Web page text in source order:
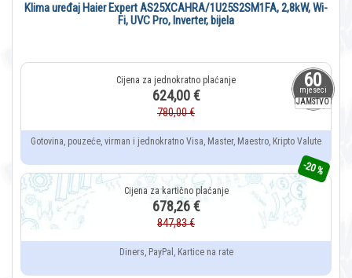
60
mjeseci
JAMSTVO
Klima uređaj Haier Expert AS25XCAHRA/1U25S2SM1FA, 2,8kW, Wi-
Fi, UVC Pro, Inverter, bijela
624,00 €
780,00 €
Gotovina, pouzeće, virman i jednokratno Visa, Master, Maestro, Kripto Valute
-20 %
678,26 €
847,83 €
Diners, PayPal, Kartice na rate